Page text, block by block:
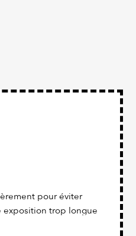
pour éviter
exposition trop longue